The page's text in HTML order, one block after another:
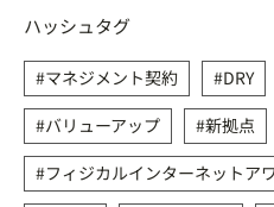
ハッシュタグ
マネジメント契約 DRY
バリューアップ
新拠点
フィジカルインターネットア